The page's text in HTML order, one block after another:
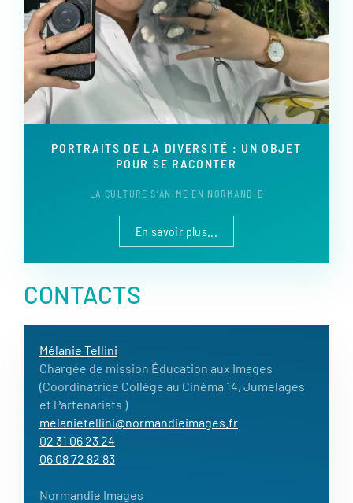
PORTRAITS DE LA DIVERSITÉ : UN OBJET
POUR SE RACONTER
LA CULTURE S’ANIME EN NORMANDIE
En savoir plus...
CONTACTS
Mélanie Tellini
Chargée de mission Éducation aux Images
(Coordinatrice Collège au Cinéma 14, Jumelages
et Partenariats )
melanietellini@normandieimages.fr
02 31 06 23 24
06 08 72 82 83
Normandie Images